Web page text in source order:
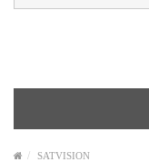
SATVISION